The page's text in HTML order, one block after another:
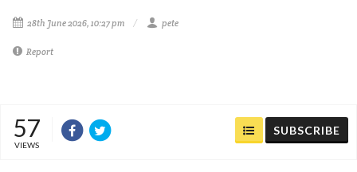
28th June 2026, 10:27 pm pete
Report
57
VIEWS
SUBSCRIBE